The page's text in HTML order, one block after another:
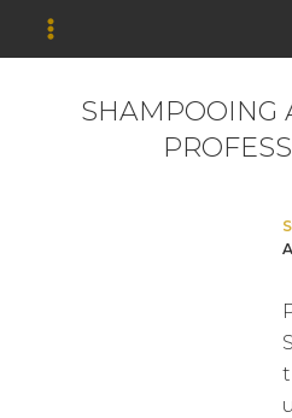
Inhalt
SHAMPOOING